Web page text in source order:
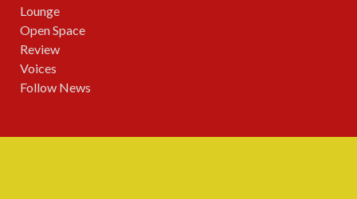
Lounge
Open Space
Review
Voices
Follow News